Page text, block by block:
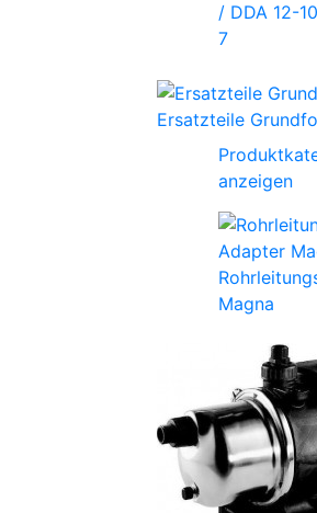
/ DDA 12-
7
Ersatzteile
anzeigen
Magna